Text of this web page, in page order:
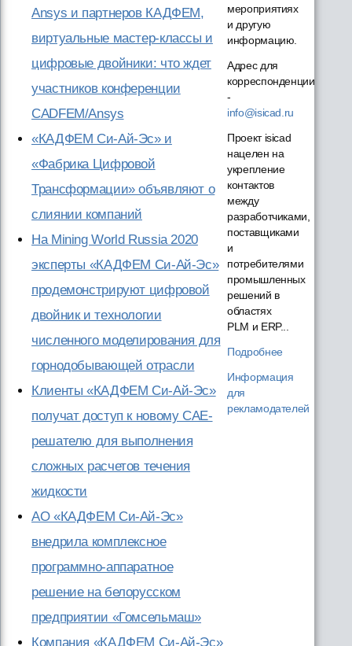
Ansys и партнеров КАДФЕМ,
виртуальные мастер-классы и
цифровые двойники: что ждет
участников конференции
CADFEM/Ansys
«КАДФЕМ Си-Ай-Эс» и
«Фабрика Цифровой
Трансформации» объявляют о
слиянии компаний
На Mining World Russia 2020
эксперты «КАДФЕМ Си-Ай-Эс»
продемонстрируют цифровой
двойник и технологии
численного моделирования для
горнодобывающей отрасли
Клиенты «КАДФЕМ Си-Ай-Эс»
получат доступ к новому CAE-
решателю для выполнения
сложных расчетов течения
жидкости
АО «КАДФЕМ Си-Ай-Эс»
внедрила комплексное
программно-аппаратное
решение на белорусском
предприятии «Гомсельмаш»
Компания «КАДФЕМ Си-Ай-Эс»
мероприятиях
и другую
информацию.
Адрес для
корреспонденции
-
info@isicad.ru
Проект isicad
нацелен на
укрепление
контактов
между
разработчиками,
поставщиками
и
потребителями
промышленных
решений в
областях
PLM и ERP...
Подробнее
Информация
для
рекламодателей